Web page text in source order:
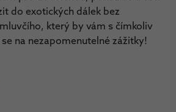
do exotických dálek bez
který by vám s čímkoliv
na nezapomenutelné zážitky!